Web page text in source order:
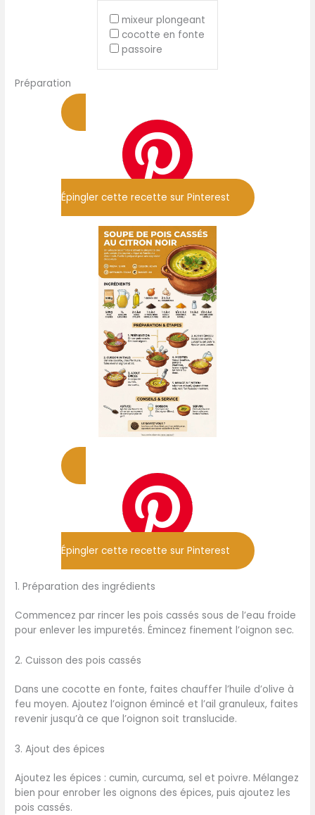
mixeur plongeant
cocotte en fonte
passoire
Préparation
Épingler cette recette sur Pinterest
Épingler cette recette sur Pinterest
1. Préparation des ingrédients
Commencez par rincer les pois cassés sous de l’eau froide
pour enlever les impuretés. Émincez finement l’oignon sec.
2. Cuisson des pois cassés
Dans une cocotte en fonte, faites chauffer l’huile d’olive à
feu moyen. Ajoutez l’oignon émincé et l’ail granuleux, faites
revenir jusqu’à ce que l’oignon soit translucide.
3. Ajout des épices
Ajoutez les épices : cumin, curcuma, sel et poivre. Mélangez
bien pour enrober les oignons des épices, puis ajoutez les
pois cassés.